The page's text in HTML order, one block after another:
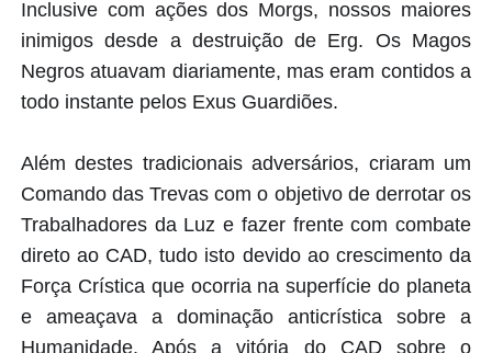
Inclusive com ações dos Morgs, nossos maiores
inimigos desde a destruição de Erg. Os Magos
Negros atuavam diariamente, mas eram contidos a
todo instante pelos Exus Guardiões.
Além destes tradicionais adversários, criaram um
Comando das Trevas com o objetivo de derrotar os
Trabalhadores da Luz e fazer frente com combate
direto ao CAD, tudo isto devido ao crescimento da
Força Crística que ocorria na superfície do planeta
e ameaçava a dominação anticrística sobre a
Humanidade. Após a vitória do CAD sobre o